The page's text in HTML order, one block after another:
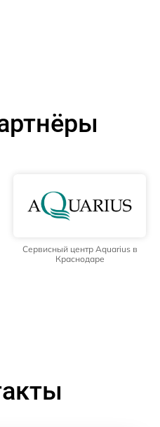
Сервисный центр Aquarius в
Краснодаре